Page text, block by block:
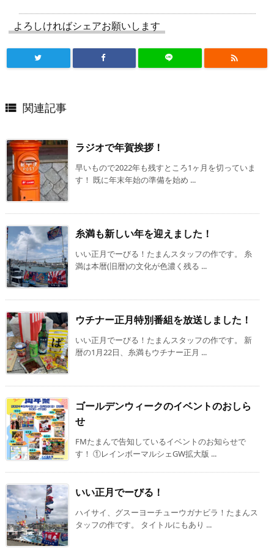
よろしければシェアお願いします

 関連記事
ラジオで年賀挨拶！
早いもので2022年も残すところ1ヶ月を切っていま
す！ 既に年末年始の準備を始め ...
糸満も新しい年を迎えました！
いい正月でーびる！たまんスタッフの作です。 糸
満は本暦(旧暦)の文化が色濃く残る ...
ウチナー正月特別番組を放送しました！
いい正月でーびる！たまんスタッフの作です。 新
暦の1月22日、糸満もウチナー正月 ...
ゴールデンウィークのイベントのおしら
せ
FMたまんで告知しているイベントのお知らせで
す！ ①レインボーマルシェGW拡大版 ...
いい正月でーびる！
ハイサイ、グスーヨーチューウガナビラ！たまんス
タッフの作です。 タイトルにもあり ...